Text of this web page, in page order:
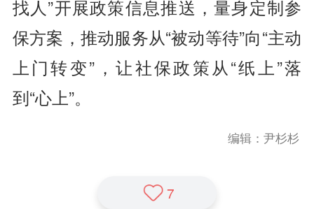
找人”开展政策信息推送，量身定制参
保方案，推动服务从“被动等待”向“主动
上门转变”，让社保政策从“纸上”落
到“心上”。
编辑：尹杉杉
7